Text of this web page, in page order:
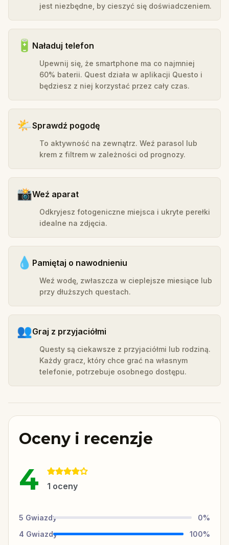
jest niezbędne, by cieszyć się doświadczeniem.
🔋 Naładuj telefon
Upewnij się, że smartphone ma co najmniej
60% baterii. Quest działa w aplikacji Questo i
będziesz z niej korzystać przez cały czas.
🌤️Sprawdź pogodę
To aktywność na zewnątrz. Weź parasol lub
krem z filtrem w zależności od prognozy.
📸Weź aparat
Odkryjesz fotogeniczne miejsca i ukryte perełki
idealne na zdjęcia.
💧 Pamiętaj o nawodnieniu
Weź wodę, zwłaszcza w cieplejsze miesiące lub
przy dłuższych questach.
👥Graj z przyjaciółmi
Questy są ciekawsze z przyjaciółmi lub rodziną.
Każdy gracz, który chce grać na własnym
telefonie, potrzebuje osobnego dostępu.
Oceny i recenzje
4 1 oceny
5 Gwiazdy 0%
4 Gwiazdy 100%